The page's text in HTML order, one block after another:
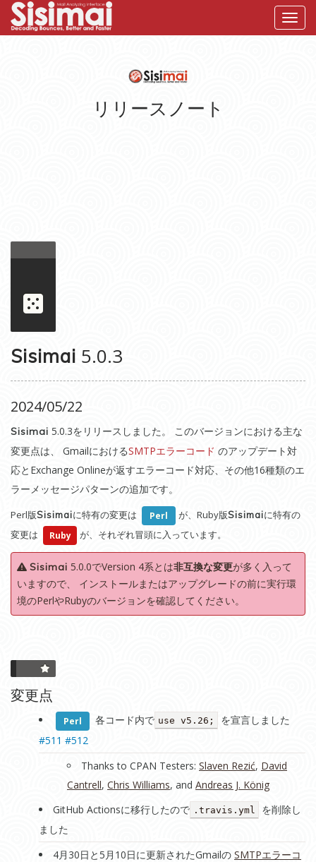
リリースノート
Sisimai 5.0.3
2024/05/22
Sisimai 5.0.3をリリースしました。 このバージョンにおける主な
変更点は、 GmailにおけるSMTPエラーコード のアップデート対
応とExchange Onlineが返すエラーコード対応、その他16種類のエ
ラーメッセージパターンの追加です。
Perl版Sisimaiに特有の変更は Perl が、Ruby版Sisimaiに特有の
変更は
Ruby が、それぞれ冒頭に入っています。
Sisimai 5.0.0でVersion 4系とは非互換な変更が多く入って
いますので、 インストールまたはアップグレードの前に実行環
境のPerlやRubyのバージョンを確認してください。
変更点
Perl 各コード内で use v5.26;
を宣言しました
#511 #512
Thanks to CPAN Testers: Slaven Rezić, David
Cantrell, Chris Williams, and Andreas J. König
GitHub Actionsに移行したので .travis.yml
を削除し
ました
4月30日と5月10日に更新されたGmailの SMTPエラーコ